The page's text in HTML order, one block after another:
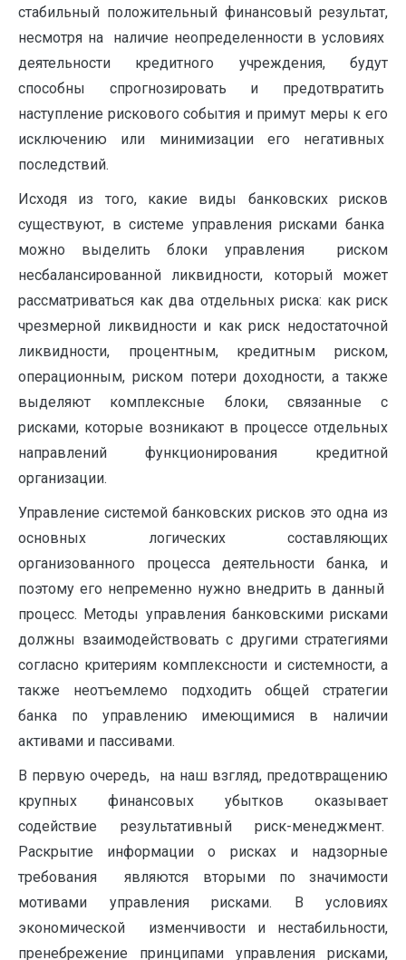
стабильный положительный финансовый результат,
несмотря на наличие неопределенности в условиях
деятельности кредитного учреждения, будут
способны спрогнозировать и предотвратить
наступление рискового события и примут меры к его
исключению или минимизации его негативных
последствий.
Исходя из того, какие виды банковских рисков
существуют, в системе управления рисками банка
можно выделить блоки управления риском
несбалансированной ликвидности, который может
рассматриваться как два отдельных риска: как риск
чрезмерной ликвидности и как риск недостаточной
ликвидности, процентным, кредитным риском,
операционным, риском потери доходности, а также
выделяют комплексные блоки, связанные с
рисками, которые возникают в процессе отдельных
направлений функционирования кредитной
организации.
Управление системой банковских рисков это одна из
основных логических составляющих
организованного процесса деятельности банка, и
поэтому его непременно нужно внедрить в данный
процесс. Методы управления банковскими рисками
должны взаимодействовать с другими стратегиями
согласно критериям комплексности и системности, а
также неотъемлемо подходить общей стратегии
банка по управлению имеющимися в наличии
активами и пассивами.
В первую очередь, на наш взгляд, предотвращению
крупных финансовых убытков оказывает
содействие результативный риск-менеджмент.
Раскрытие информации о рисках и надзорные
требования являются вторыми по значимости
мотивами управления рисками. В условиях
экономической изменчивости и нестабильности,
пренебрежение принципами управления рисками,